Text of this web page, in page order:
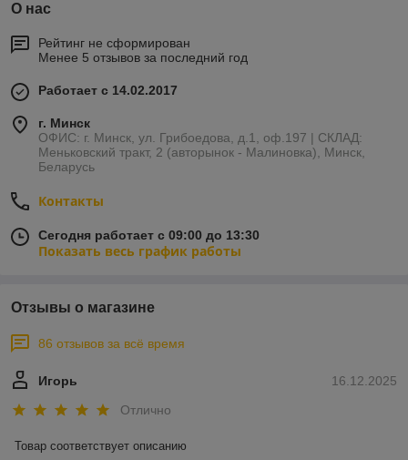
О нас
Рейтинг не сформирован
Менее 5 отзывов за последний год
Работает с 14.02.2017
г. Минск
ОФИС: г. Минск, ул. Грибоедова, д.1, оф.197 | СКЛАД:
Меньковский тракт, 2 (авторынок - Малиновка), Минск,
Беларусь
Контакты
Сегодня работает с 09:00 до 13:30
Показать весь график работы
Отзывы о магазине
86 отзывов за всё время
16.12.2025
Игорь
Отлично
Товар соответствует описанию